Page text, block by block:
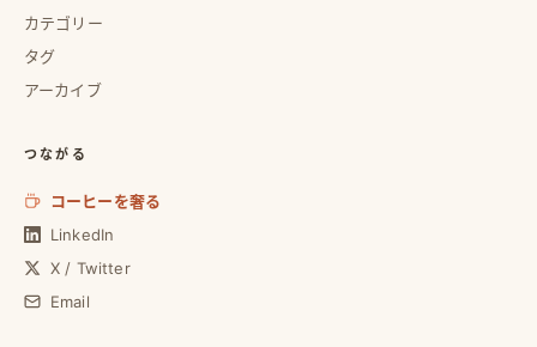
カテゴリー
タグ
アーカイブ
つながる
コーヒーを奢る
LinkedIn
X / Twitter
Email